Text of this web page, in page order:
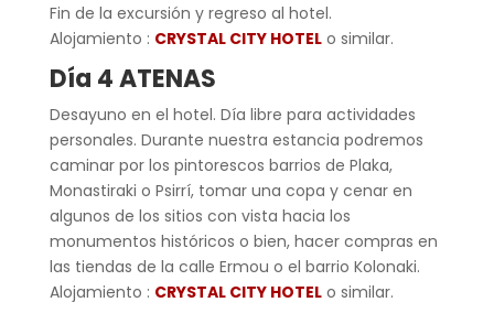
Fin de la excursión y regreso al hotel.
Alojamiento : CRYSTAL CITY HOTELo similar.
Día 4 ATENAS
Desayuno en el hotel. Día libre para actividades
personales. Durante nuestra estancia podremos
caminar por los pintorescos barrios de Plaka,
Monastiraki o Psirrí, tomar una copa y cenar en
algunos de los sitios con vista hacia los
monumentos históricos o bien, hacer compras en
las tiendas de la calle Ermou o el barrio Kolonaki.
Alojamiento : CRYSTAL CITY HOTELo similar.